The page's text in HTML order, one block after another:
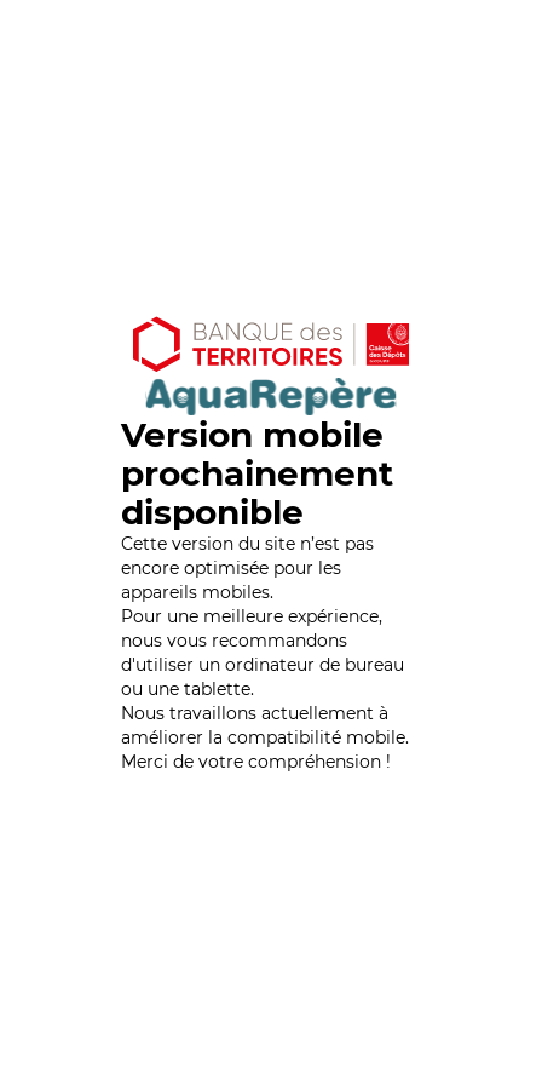
Version mobile
prochainement
disponible
Cette version du site n’est pas
encore optimisée pour les
appareils mobiles.
Pour une meilleure expérience,
nous vous recommandons
d'utiliser un ordinateur de bureau
ou une tablette.
Nous travaillons actuellement à
améliorer la compatibilité mobile.
Merci de votre compréhension !